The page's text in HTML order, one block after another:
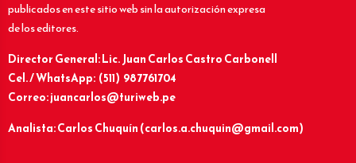
publicados en este sitio web sin la autorización expresa
de los editores.
Director General: Lic.Juan Carlos Castro Carbonell
Cel. / WhatsApp: (511) 987761704
Correo: juancarlos@turiweb.pe
Analista: Carlos Chuquín (carlos.a.chuquin@gmail.com)